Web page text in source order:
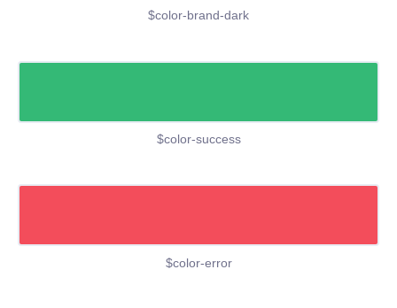
$color-brand-dark
$color-success
$color-error